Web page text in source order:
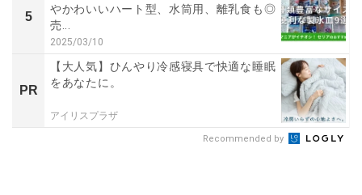
5
やかわいいハート型、水筒用、離乳食も◎
売...
2025/03/10
PR
【大人気】ひんやり冷感寝具で快適な睡眠
をあなたに。
アイリスプラザ
Recommended by